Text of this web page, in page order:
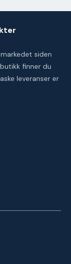
siden
finner du
leveranser er